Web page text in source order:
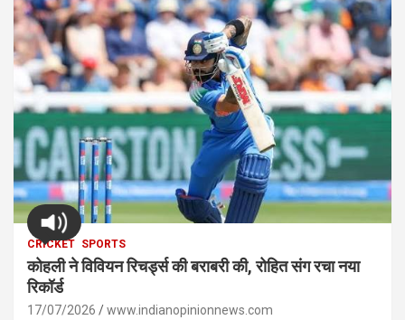
CRICKET SPORTS
कोहली ने विवियन रिचर्ड्स की बराबरी की, रोहित संग रचा नया
रिकॉर्ड
17/07/2026 www.indianopinionnews.com